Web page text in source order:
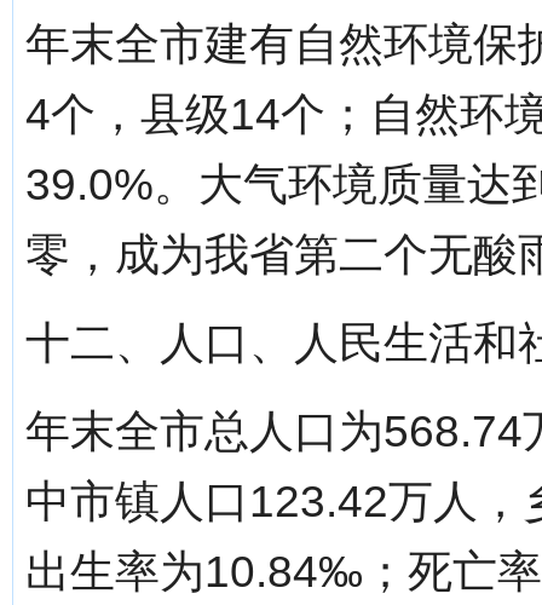
年末全市建有自然环境保
4个，县级14个；自然环
39.0%。大气环境质量达
零，成为我省第二个无酸
十二、人口、人民生活和
年末全市总人口为
中市镇人口123.42万人
出生率为10.84‰；死亡